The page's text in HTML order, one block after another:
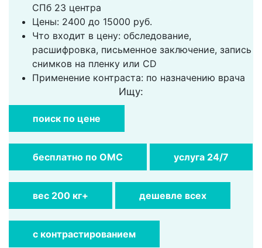
СПб 23 центра
Цены: 2400 до 15000 руб.
Что входит в цену: обследование,
расшифровка, письменное заключение, запись
снимков на пленку или CD
Применение контраста: по назначению врача
Ищу:
поиск по цене
бесплатно по ОМС услуга 24/7
вес 200 кг+ дешевле всех
с контрастированием